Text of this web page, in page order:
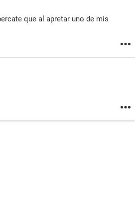
que al apretar uno de mis